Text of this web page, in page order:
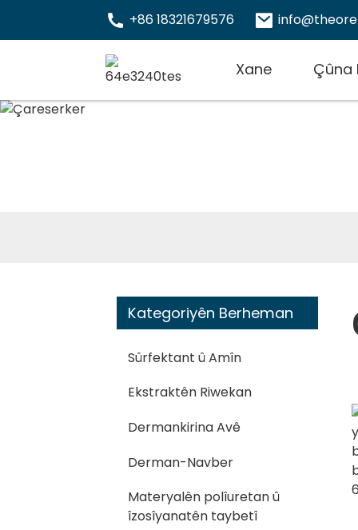
+86 18321679576
Xane Çûna
Kategoriyên Berheman
Sûrfektant û Amîn
Ekstraktên Riwekan
Dermankirina Avê
Derman-Navber
Materyalên polîuretan û
îzosîyanatên taybetî